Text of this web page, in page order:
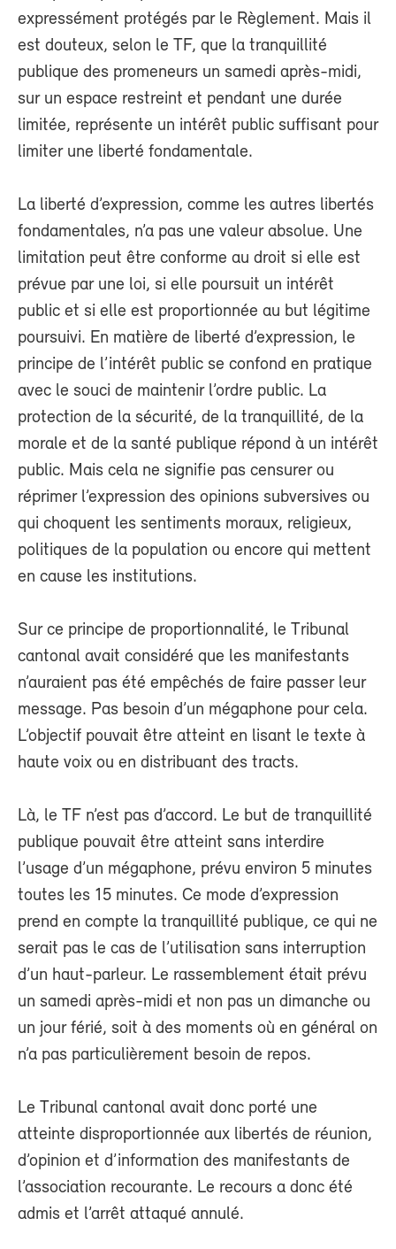
expressément protégés par le Règlement. Mais il
est douteux, selon le TF, que la tranquillité
publique des promeneurs un samedi après-midi,
sur un espace restreint et pendant une durée
limitée, représente un intérêt public suffisant pour
limiter une liberté fondamentale.
La liberté d’expression, comme les autres libertés
fondamentales, n’a pas une valeur absolue. Une
limitation peut être conforme au droit si elle est
prévue par une loi, si elle poursuit un intérêt
public et si elle est proportionnée au but légitime
poursuivi. En matière de liberté d’expression, le
principe de l’intérêt public se confond en pratique
avec le souci de maintenir l’ordre public. La
protection de la sécurité, de la tranquillité, de la
morale et de la santé publique répond à un intérêt
public. Mais cela ne signifie pas censurer ou
réprimer l’expression des opinions subversives ou
qui choquent les sentiments moraux, religieux,
politiques de la population ou encore qui mettent
en cause les institutions.
Sur ce principe de proportionnalité, le Tribunal
cantonal avait considéré que les manifestants
n’auraient pas été empêchés de faire passer leur
message. Pas besoin d’un mégaphone pour cela.
L’objectif pouvait être atteint en lisant le texte à
haute voix ou en distribuant des tracts.
Là, le TF n’est pas d’accord. Le but de tranquillité
publique pouvait être atteint sans interdire
l’usage d’un mégaphone, prévu environ 5 minutes
toutes les 15 minutes. Ce mode d’expression
prend en compte la tranquillité publique, ce qui ne
serait pas le cas de l’utilisation sans interruption
d’un haut-parleur. Le rassemblement était prévu
un samedi après-midi et non pas un dimanche ou
un jour férié, soit à des moments où en général on
n’a pas particulièrement besoin de repos.
Le Tribunal cantonal avait donc porté une
atteinte disproportionnée aux libertés de réunion,
d’opinion et d’information des manifestants de
l’association recourante. Le recours a donc été
admis et l’arrêt attaqué annulé.